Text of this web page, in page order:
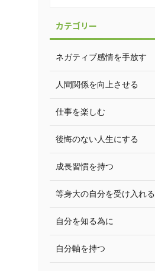
カテゴリー
ネガティブ感情を手放す
人間関係を向上させる
仕事を楽しむ
後悔のない人生にする
成長習慣を持つ
等身大の自分を受け入れる
自分を知る為に
自分軸を持つ